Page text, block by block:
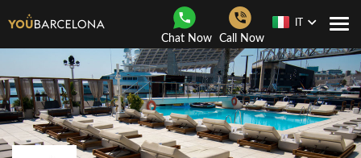
Chat Now Call Now